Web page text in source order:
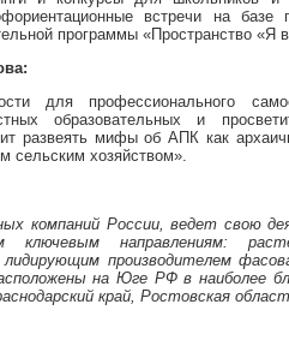
встречи на базе
программы «Пространство «Я в
для профессионального
образовательных и
развеять мифы об АПК как
сельским хозяйством».
компаний России, ведет свою
ключевым направлениям:
производителем
на Юге РФ в наиболее
край, Ростовская